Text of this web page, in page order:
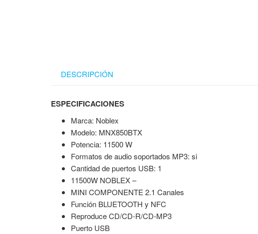
DESCRIPCIÓN
ESPECIFICACIONES
Marca: Noblex
Modelo: MNX850BTX
Potencia: 11500 W
Formatos de audio soportados MP3: si
Cantidad de puertos USB: 1
11500W NOBLEX –
MINI COMPONENTE 2.1 Canales
Función BLUETOOTH y NFC
Reproduce CD/CD-R/CD-MP3
Puerto USB